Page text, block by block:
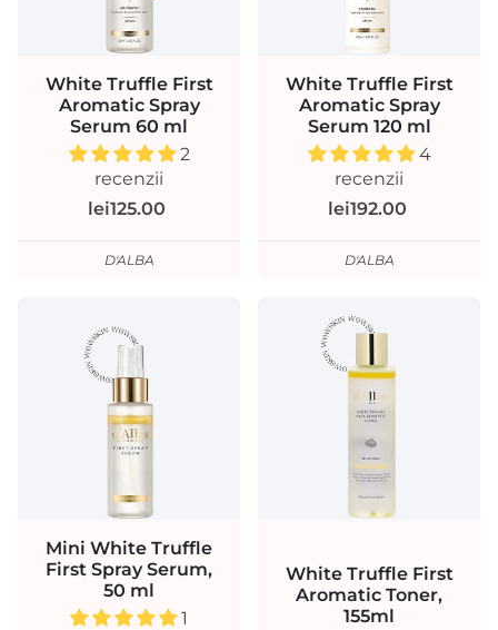
White Truffle First
Aromatic Spray
Serum 60 ml
2
recenzii
lei125.00
D'ALBA
White Truffle First
Aromatic Spray
Serum 120 ml
4
recenzii
lei192.00
D'ALBA
Mini White Truffle
First Spray Serum,
50 ml
1
White Truffle First
Aromatic Toner,
155ml